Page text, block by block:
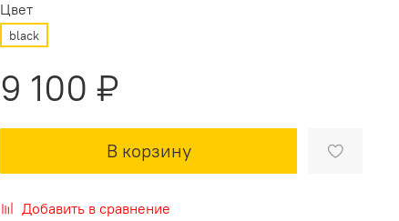
Цвет
black
9 100 ₽
В корзину
Добавить в сравнение